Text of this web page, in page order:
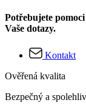
Potřebujete
Vaše dotazy.
Kontakt
Ověřená kvalita
Bezpečný a